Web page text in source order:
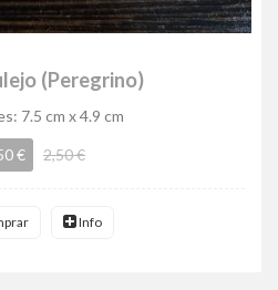
(Peregrino)
7.5 cm x 4.9 cm
€ 2,50 €
Info